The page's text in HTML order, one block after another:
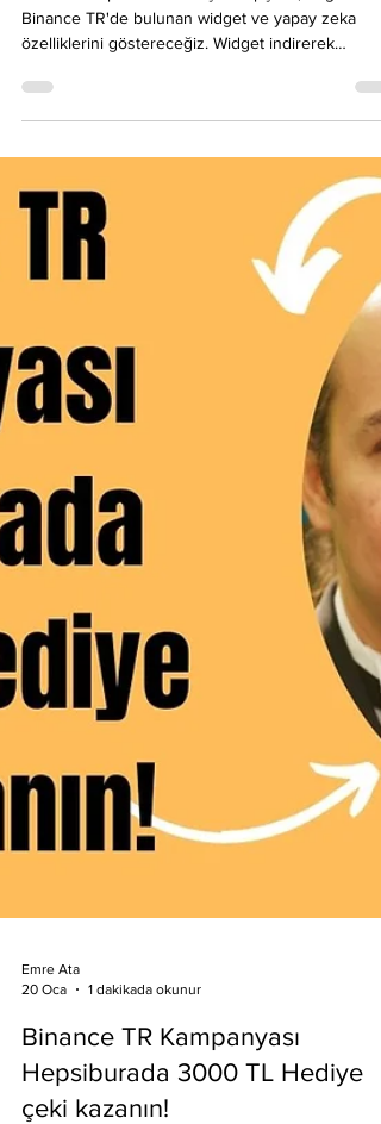
widget özellikleri nasıl kullanılır?
Selamlar Kripto Para Türkçe takipçileri, bugün
Binance TR'de bulunan widget ve yapay zeka
kriptoların anlık fiyatlarını görebilirsiniz. Ai yani
Binance Tr yapay zekası sayesinde ise, anlık takip
ettiğiniz bir kripto paranın veya tokenin ne
olduğunuz görebilirsiniz. Detaylar için videolar;
Emre Ata
20 Oca
1 dakikada okunur